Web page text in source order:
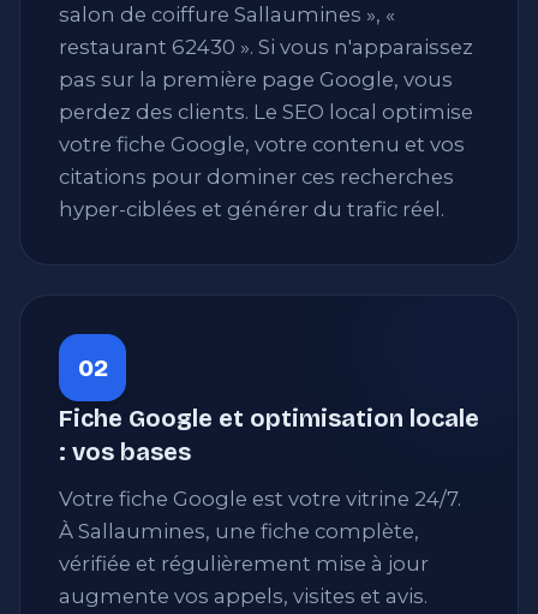
salon de coiffure Sallaumines », «
restaurant 62430 ». Si vous n'apparaissez
pas sur la première page Google, vous
perdez des clients. Le SEO local optimise
votre fiche Google, votre contenu et vos
citations pour dominer ces recherches
hyper-ciblées et générer du trafic réel.
02
Fiche Google et optimisation locale
: vos bases
Votre fiche Google est votre vitrine 24/7.
À Sallaumines, une fiche complète,
vérifiée et régulièrement mise à jour
augmente vos appels, visites et avis.